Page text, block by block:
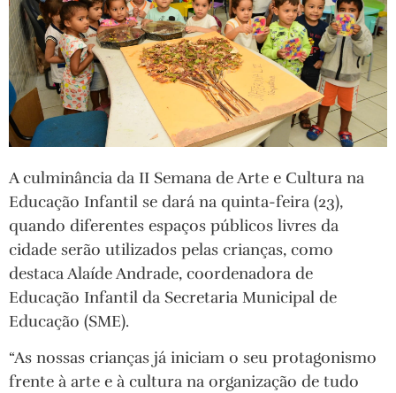
A culminância da II Semana de Arte e Cultura na
Educação Infantil se dará na quinta-feira (23),
quando diferentes espaços públicos livres da
cidade serão utilizados pelas crianças, como
destaca Alaíde Andrade, coordenadora de
Educação Infantil da Secretaria Municipal de
Educação (SME).
“As nossas crianças já iniciam o seu protagonismo
frente à arte e à cultura na organização de tudo